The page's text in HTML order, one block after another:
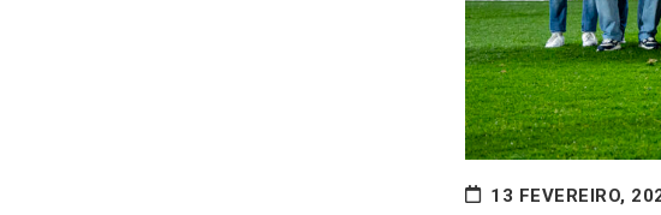
13 FEVEREIRO,